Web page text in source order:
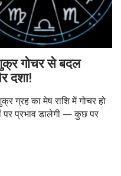
गोचर से बदल
दशा!
का मेष राशि में गोचर हो
पर प्रभाव डालेगी — कुछ पर